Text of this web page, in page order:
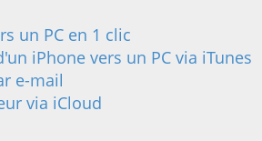
un PC en 1 clic
iPhone vers un PC via iTunes
e-mail
via iCloud